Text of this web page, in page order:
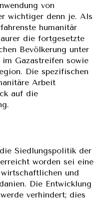
von
wichtiger denn je. Als
humanitär
die fortgesetzte
Bevölkerung unter
Gazastreifen sowie
Die spezifischen
Arbeit
auf die
Siedlungspolitik der
worden sei eine
und
Die Entwicklung
verhindert; dies